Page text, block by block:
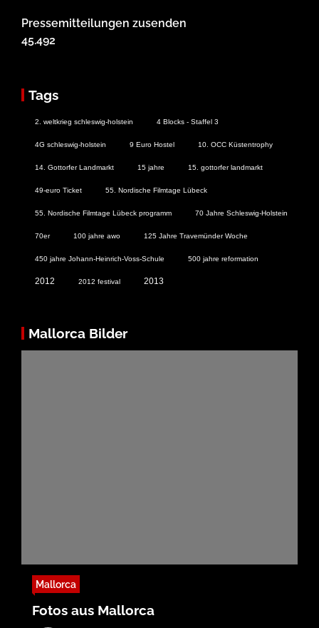
Pressemitteilungen zusenden
45.492
Tags
2. weltkrieg schleswig-holstein 4 Blocks - Staffel 3
4G schleswig-holstein 9 Euro Hostel 10. OCC Küstentrophy
14. Gottorfer Landmarkt 15 jahre 15. gottorfer landmarkt
49-euro Ticket 55. Nordische Filmtage Lübeck
55. Nordische Filmtage Lübeck programm 70 Jahre Schleswig-Holstein
70er 100 jahre awo 125 Jahre Travemünder Woche
450 jahre Johann-Heinrich-Voss-Schule 500 jahre reformation
2012 2012 festival 2013
Mallorca Bilder
Mallorca
Fotos aus Mallorca